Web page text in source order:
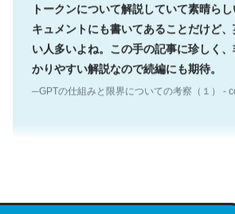
キュメントにも書いてあることだけど、
い人多いよね。この手の記事に珍しく、
かりやすい解説なので続編にも期待。
説してる記事が少ないので貴重な良記事